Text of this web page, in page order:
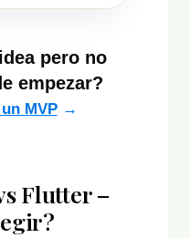
pero no
empezar?
MVP→
Flutter –